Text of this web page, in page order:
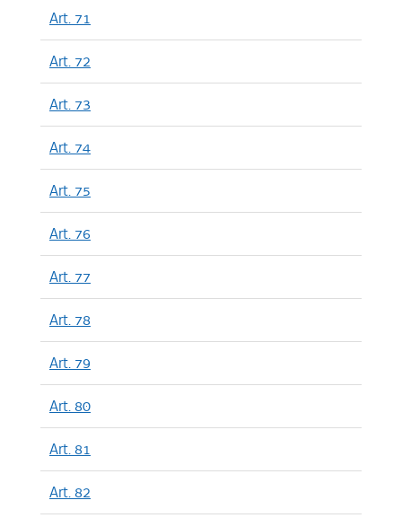
Art. 71
Art. 72
Art. 73
Art. 74
Art. 75
Art. 76
Art. 77
Art. 78
Art. 79
Art. 80
Art. 81
Art. 82